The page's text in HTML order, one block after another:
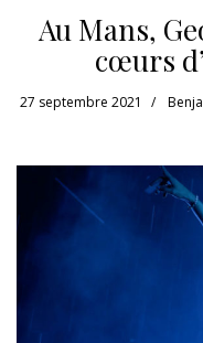
Au Mans,
cœurs
27 septembre 2021